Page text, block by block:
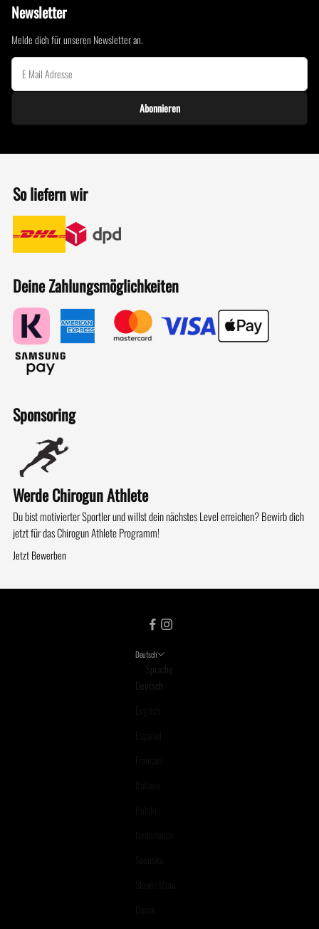
Newsletter
Melde dich für unseren Newsletter an.
Abonnieren
So liefern wir
Deine Zahlungsmöglichkeiten
Sponsoring
Werde Chirogun Athlete
Du bist motivierter Sportler und willst dein nächstes Level erreichen? Bewirb dich
jetzt für das Chirogun Athlete Programm!
Jetzt Bewerben
Deutsch
Sprache
Deutsch